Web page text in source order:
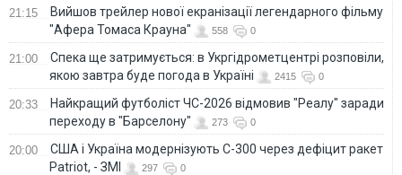
21:15
Вийшов трейлер нової екранізації легендарного фільму
"Афера Томаса Крауна"
558 0
21:00
Спека ще затримується: в Укргідрометцентрі розповіли,
якою завтра буде погода в Україні
2415 0
20:33
Найкращий футболіст ЧС-2026 відмовив "Реалу" заради
переходу в "Барселону"
273 0
20:00
США і Україна модернізують С-300 через дефіцит ракет
Patriot, - ЗМІ
297 0